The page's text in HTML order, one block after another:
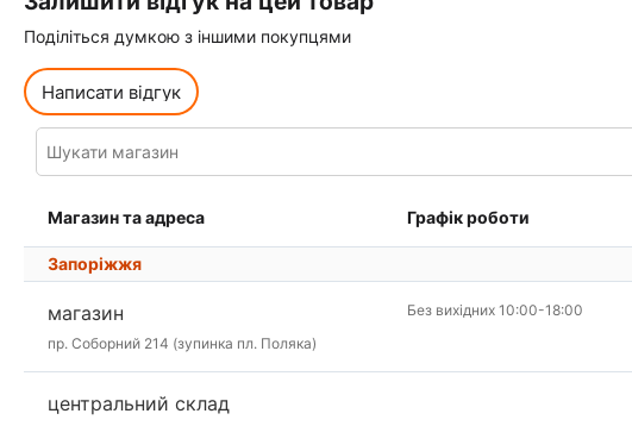
Поділіться думкою з іншими покупцями
Написати відгук
Магазин та адреса Графік роботи
Запоріжжя
магазин
пр. Соборний 214 (зупинка пл. Поляка)
Без вихідних 10:00-18:00
центральний склад